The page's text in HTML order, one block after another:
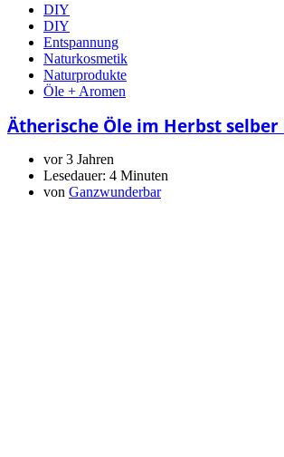
DIY
DIY
Entspannung
Naturkosmetik
Naturprodukte
Öle + Aromen
Ätherische Öle im Herbst selber
vor 3 Jahren
Lesedauer: 4 Minuten
von Ganzwunderbar